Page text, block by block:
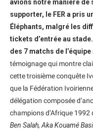
avions notre manière de
supporter, le FER a pris
Éléphants, malgré les
tickets d’entrée au
des 7 matchs de
témoignage qui montre
cette troisième conquête
que la Fédération
délégation composée
champions d’Afrique 1992
Ben Salah, Aka Kouamé